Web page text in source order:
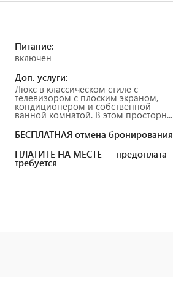
Питание:
включен
Доп. услуги:
Люкс в классическом стиле с
телевизором с плоским экраном,
кондиционером и собственной
ванной комнатой. В этом просторн...
БЕСПЛАТНАЯ отмена бронирования
ПЛАТИТЕ НА МЕСТЕ — предоплата
требуется